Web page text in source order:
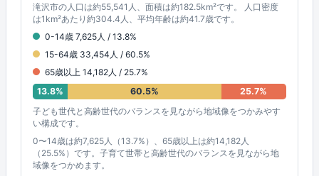
滝沢市の人口は約55,541人、面積は約182.5km²です。 人口密度
は1km²あたり約304.4人、平均年齢は約41.7歳です。
0-14歳 7,625人 / 13.8%
15-64歳 33,454人 / 60.5%
65歳以上 14,182人 / 25.7%
13.8%
60.5%
25.7%
子ども世代と高齢世代のバランスを見ながら地域像をつかみやす
い構成です。
0〜14歳は約7,625人（13.7%）、65歳以上は約14,182人
（25.5%）です。子育て世帯と高齢世代のバランスを見ながら地
域像をつかめます。